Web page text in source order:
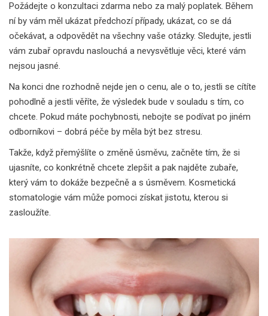
Požádejte o konzultaci zdarma nebo za malý poplatek. Během
ní by vám měl ukázat předchozí případy, ukázat, co se dá
očekávat, a odpovědět na všechny vaše otázky. Sledujte, jestli
vám zubař opravdu naslouchá a nevysvětluje věci, které vám
nejsou jasné.
Na konci dne rozhodně nejde jen o cenu, ale o to, jestli se cítíte
pohodlně a jestli věříte, že výsledek bude v souladu s tím, co
chcete. Pokud máte pochybnosti, nebojte se podívat po jiném
odborníkovi – dobrá péče by měla být bez stresu.
Takže, když přemýšlíte o změně úsměvu, začněte tím, že si
ujasníte, co konkrétně chcete zlepšit a pak najděte zubaře,
který vám to dokáže bezpečně a s úsměvem. Kosmetická
stomatologie vám může pomoci získat jistotu, kterou si
zasloužíte.